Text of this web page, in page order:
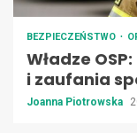
BEZPIECZEŃSTWO
Władze
i zaufania
Joanna Piotrowska